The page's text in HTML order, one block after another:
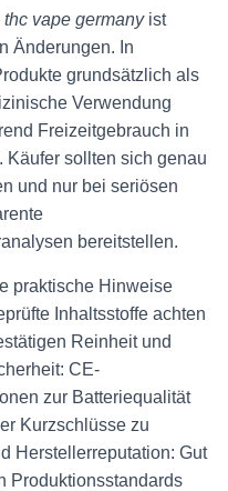
thc vape germanyist
Änderungen. In
grundsätzlich als
Verwendung
Freizeitgebrauch in
sollten sich genau
und nur bei seriösen
bereitstellen.
praktische Hinweise
Inhaltsstoffe achten
Reinheit und
CE-
zur Batteriequalität
Kurzschlüsse zu
Herstellerreputation: Gut
Produktionsstandards